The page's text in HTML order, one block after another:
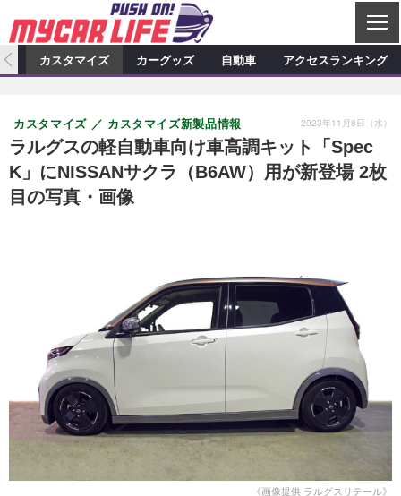
C
L
S
カーオーディオ
プロショップ検索 ショップ訪問記
カーオーディオニュース デモカー製作記
その他
カスタマイズ特集記事 カスタマイズ新製品情報
カスタマイズニュース
カーグッズ
カーグッズ特集記事 カーグッズ新製品情報
カーグッズニュース
自動車
カスタマイズ カーグッズ 自動車 アクセスランキング
ラルグスの軽自動車向け車高調キット「Spec
K」にNISSANサクラ（B6AW）用が新登場 2枚
目の写真・画像
カスタマイズ カスタマイズ新製品情報 2023年11月8日（水）
《画像提供 ラルグスリテール》